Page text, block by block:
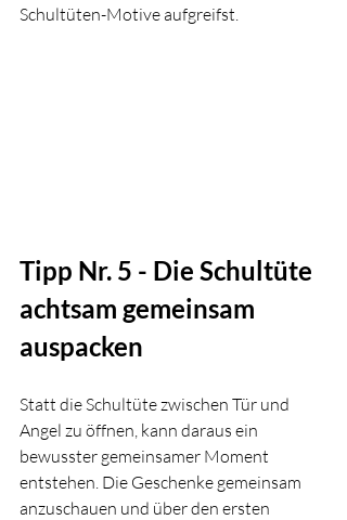
Schultüten-Motive aufgreifst.
Tipp Nr. 5 - Die Schultüte
achtsam gemeinsam
auspacken
Statt die Schultüte zwischen Tür und
Angel zu öffnen, kann daraus ein
bewusster gemeinsamer Moment
entstehen. Die Geschenke gemeinsam
anzuschauen und über den ersten